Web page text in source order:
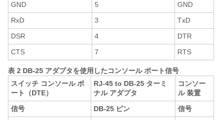
GND
5
GND
RxD
3
TxD
DSR
4
DTR
CTS
7 RTS
表 2 DB-25 アダプタを使用したコンソール ポート信号
スイッチ コンソール ポ
ート（DTE）
RJ-45 to DB-25 ターミ
ナル アダプタ
コンソー
ル 装置
信号
DB-25 ピン
信号